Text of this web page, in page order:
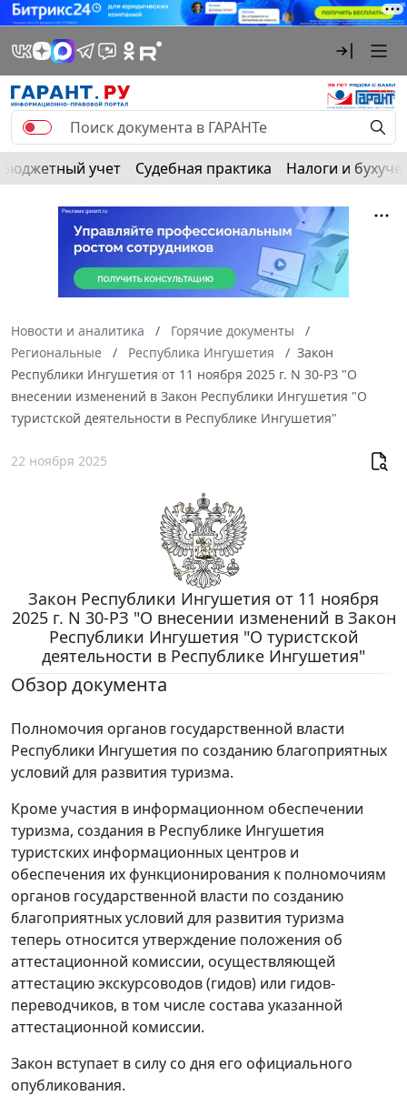
Бюджетный учет Судебная практика Налоги и
Новости и аналитика
Горячие документы
Региональные
Республика Ингушетия
Закон
Республики Ингушетия от 11 ноября 2025 г. N 30-РЗ "О
внесении изменений в Закон Республики Ингушетия "О
туристской деятельности в Республике Ингушетия"
22 ноября 2025
Закон Республики Ингушетия от 11 ноября
2025 г. N 30-РЗ "О внесении изменений в Закон
Республики Ингушетия "О туристской
деятельности в Республике Ингушетия"
Обзор документа
Полномочия органов государственной власти
Республики Ингушетия по созданию благоприятных
условий для развития туризма.
Кроме участия в информационном обеспечении
туризма, создания в Республике Ингушетия
туристских информационных центров и
обеспечения их функционирования к полномочиям
органов государственной власти по созданию
благоприятных условий для развития туризма
теперь относится утверждение положения об
аттестационной комиссии, осуществляющей
аттестацию экскурсоводов (гидов) или гидов-
переводчиков, в том числе состава указанной
аттестационной комиссии.
Закон вступает в силу со дня его официального
опубликования.